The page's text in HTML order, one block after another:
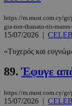
https://m.must.com.cy/
gia-ton-thanato-tis-
15/07/2026 |
«Τυχερός και
89.Έφυγε
https://m.must.com.cy/
15/07/2026 |